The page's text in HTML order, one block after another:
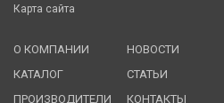
Карта сайта
О КОМПАНИИ
КАТАЛОГ
ПРОИЗВОДИТЕЛИ
НОВОСТИ
СТАТЬИ
КОНТАКТЫ